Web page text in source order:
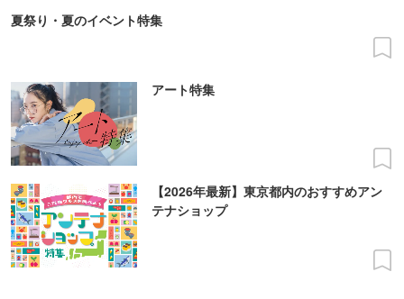
夏祭り・夏のイベント特集
アート特集
【2026年最新】東京都内のおすすめアン
テナショップ